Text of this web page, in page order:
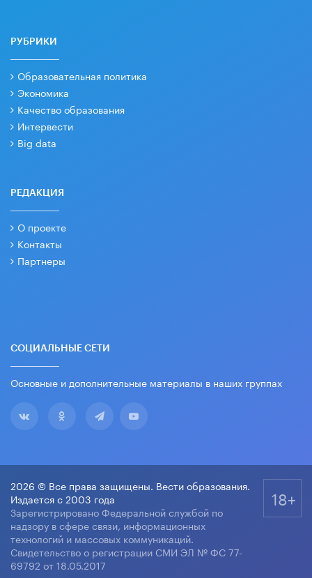
РУБРИКИ
Образовательная политика
Экономика
Качество образования
Интервести
Big data
РЕДАКЦИЯ
О проекте
Контакты
Партнеры
СОЦИАЛЬНЫЕ СЕТИ
Основные и дополнительные материалы в наших группах
2026 © Все права защищены. Вести образования.
Издается с 2003 года
Зарегистрировано Федеральной службой по
надзору в сфере связи, информационных
технологий и массовых коммуникаций.
Свидетельство о регистрации СМИ ЭЛ № ФС 77-
69792 от 18.05.2017
18+